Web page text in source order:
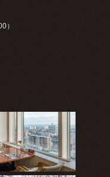
）
約ください。